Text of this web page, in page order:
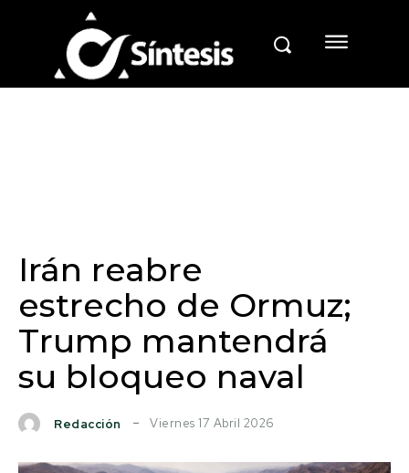
Irán reabre
estrecho de Ormuz;
Trump mantendrá
su bloqueo naval
Redacción Viernes 17 Abril 2026